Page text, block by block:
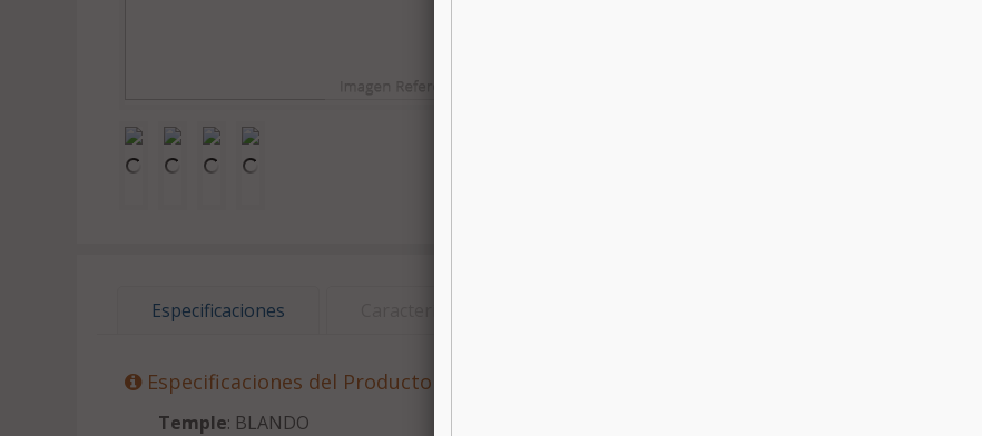
Especificaciones
Especificaciones del Producto
Temple: BLANDO